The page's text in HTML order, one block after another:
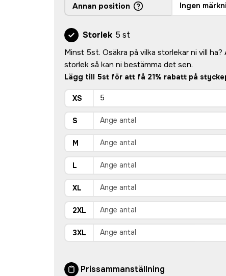
Annan position Ingen
Storlek 5 st
Minst 5st. Osäkra på vilka storlekar ni vill
storlek så kan ni bestämma det sen.
Lägg till 5st för att få 21% rabatt på
XS
S
M
L
XL
2XL
3XL
Prissammanställning